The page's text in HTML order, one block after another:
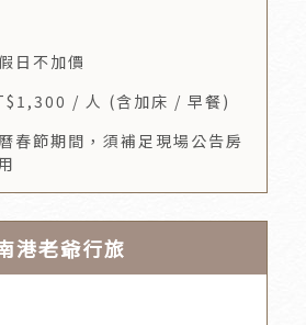
日不加價
/ 人 (含加床 / 早餐)
春節期間，須補足現場公告房
港老爺行旅